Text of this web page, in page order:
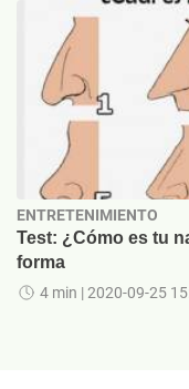
ENTRETENIMIENTO
Test: ¿Cómo es tu
forma
4 min | 2020-09-25